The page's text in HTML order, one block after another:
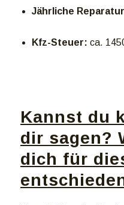
Jährliche
Kfz-Steuer: ca.
Kannst du
dir sagen?
dich für